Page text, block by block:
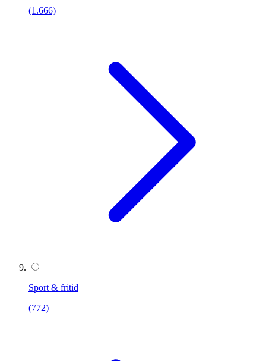
(1.666)
Sport & fritid
(772)